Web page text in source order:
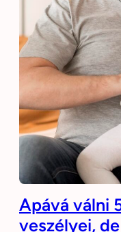
Apává válni
veszélyei,